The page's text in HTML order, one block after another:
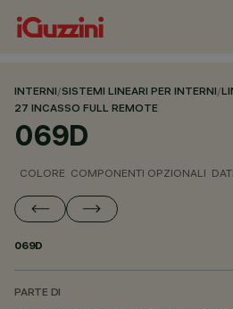
INTERNI/SISTEMI LINEARI PER INTERNI/
27 INCASSO FULL REMOTE
069D
COLORE COMPONENTI OPZIONALI
069D
PARTE DI